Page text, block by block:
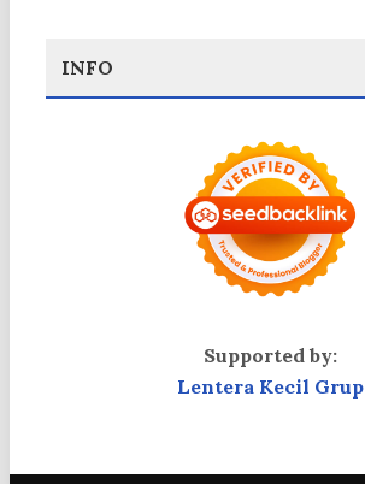
INFO
Supported by:
Lentera Kecil Grup